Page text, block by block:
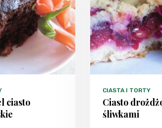
ciasto
CIASTA I TORTY
Ciasto
śliwkami